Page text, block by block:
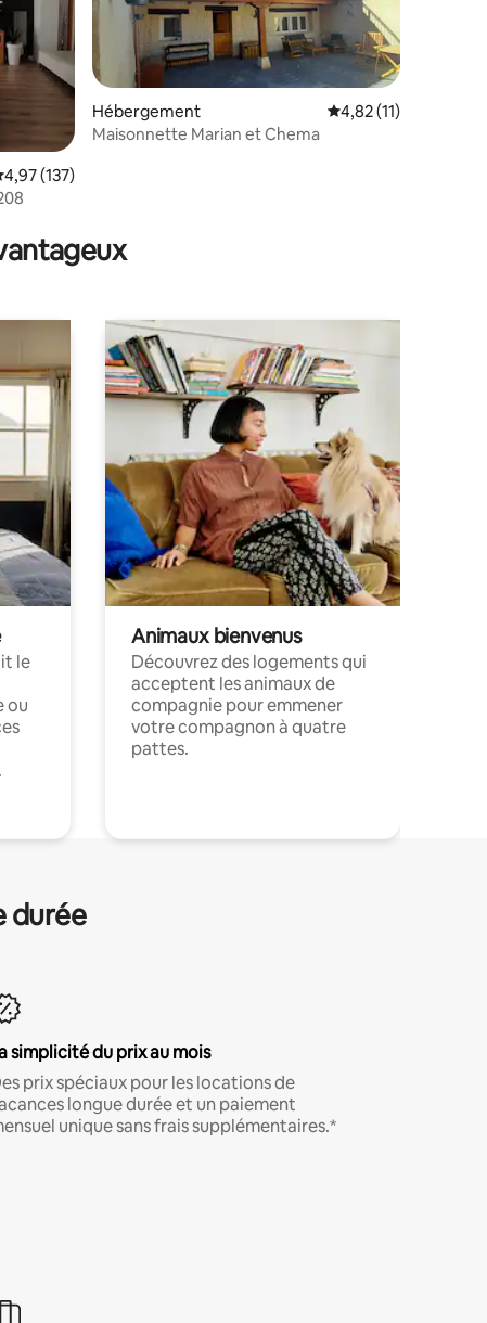
: 4,98 sur 5
moyenne sur la base de 137 commentaires : 4,97 sur 5
4,97 (137)
Hébergement Évaluation moyenne
4,82 (11)
Maisonnette Marian et Chema
le
ou
Animaux bienvenus
Découvrez des logements qui
acceptent les animaux de
compagnie pour emmener
votre compagnon à quatre
pattes.
durée
simplicité du prix au mois
prix spéciaux pour les locations de
longue durée et un paiement
unique sans frais supplémentaires.*